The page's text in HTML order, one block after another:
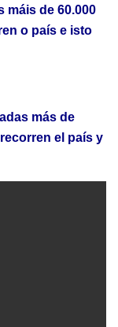
máis de 60.000
o país e isto
más de
el país y